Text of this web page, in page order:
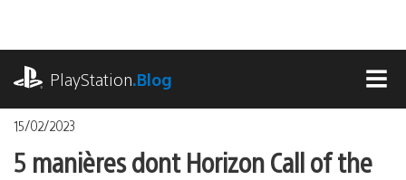
contenu
PlayStation.Blog
15/02/2023
5 manières dont Horizon Call of the